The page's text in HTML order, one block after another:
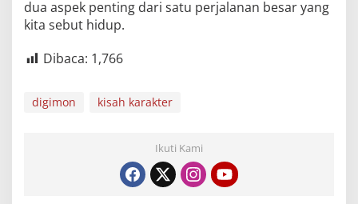
dua aspek penting dari satu perjalanan besar yang
kita sebut hidup.
Dibaca: 1,766
digimon kisah karakter
Ikuti Kami